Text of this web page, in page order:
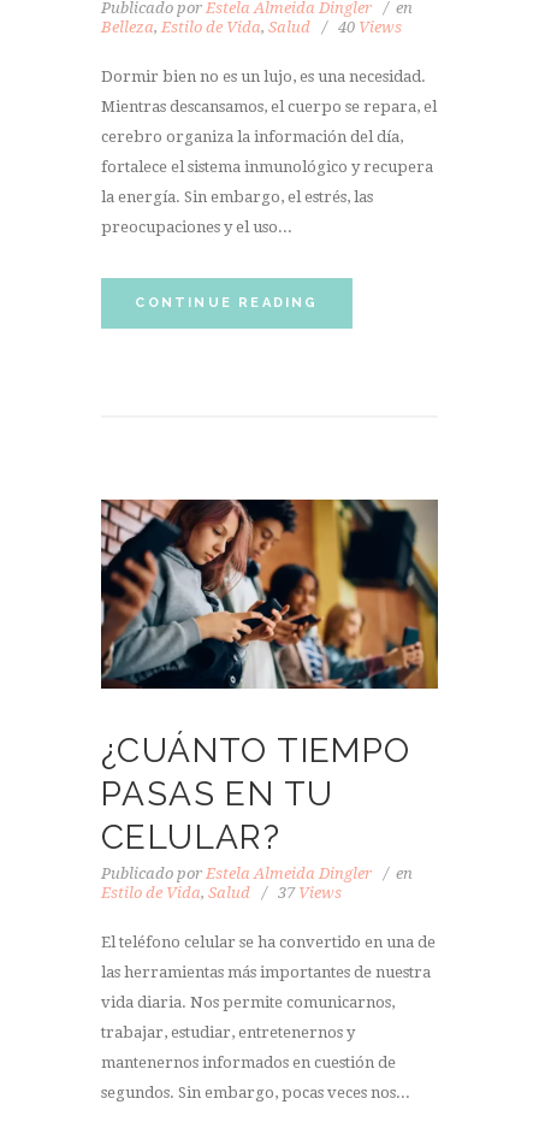
Publicado por Estela Almeida Dingler
en
Belleza, Estilo de Vida, Salud 40 Views
Dormir bien no es un lujo, es una necesidad.
Mientras descansamos, el cuerpo se repara, el
cerebro organiza la información del día,
fortalece el sistema inmunológico y recupera
la energía. Sin embargo, el estrés, las
preocupaciones y el uso...
CONTINUE READING
¿CUÁNTO TIEMPO
PASAS EN TU
CELULAR?
Publicado por Estela Almeida Dingler
en
Estilo de Vida, Salud 37Views
El teléfono celular se ha convertido en una de
las herramientas más importantes de nuestra
vida diaria. Nos permite comunicarnos,
trabajar, estudiar, entretenernos y
mantenernos informados en cuestión de
segundos. Sin embargo, pocas veces nos...